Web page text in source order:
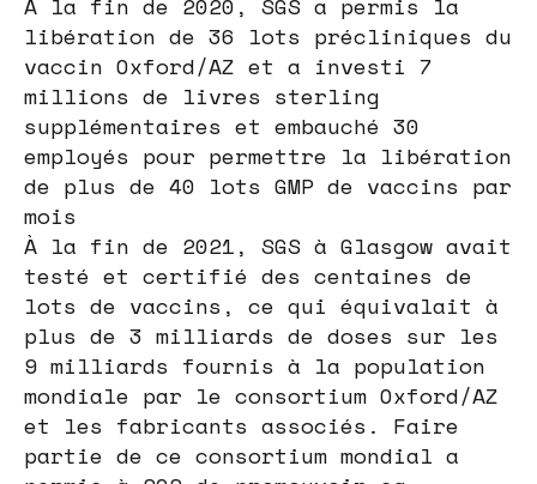
À la fin de 2020, SGS a permis la
libération de 36 lots précliniques du
vaccin Oxford/AZ et a investi 7
millions de livres sterling
supplémentaires et embauché 30
employés pour permettre la libération
de plus de 40 lots GMP de vaccins par
mois
À la fin de 2021, SGS à Glasgow avait
testé et certifié des centaines de
lots de vaccins, ce qui équivalait à
plus de 3 milliards de doses sur les
9 milliards fournis à la population
mondiale par le consortium Oxford/AZ
et les fabricants associés. Faire
partie de ce consortium mondial a